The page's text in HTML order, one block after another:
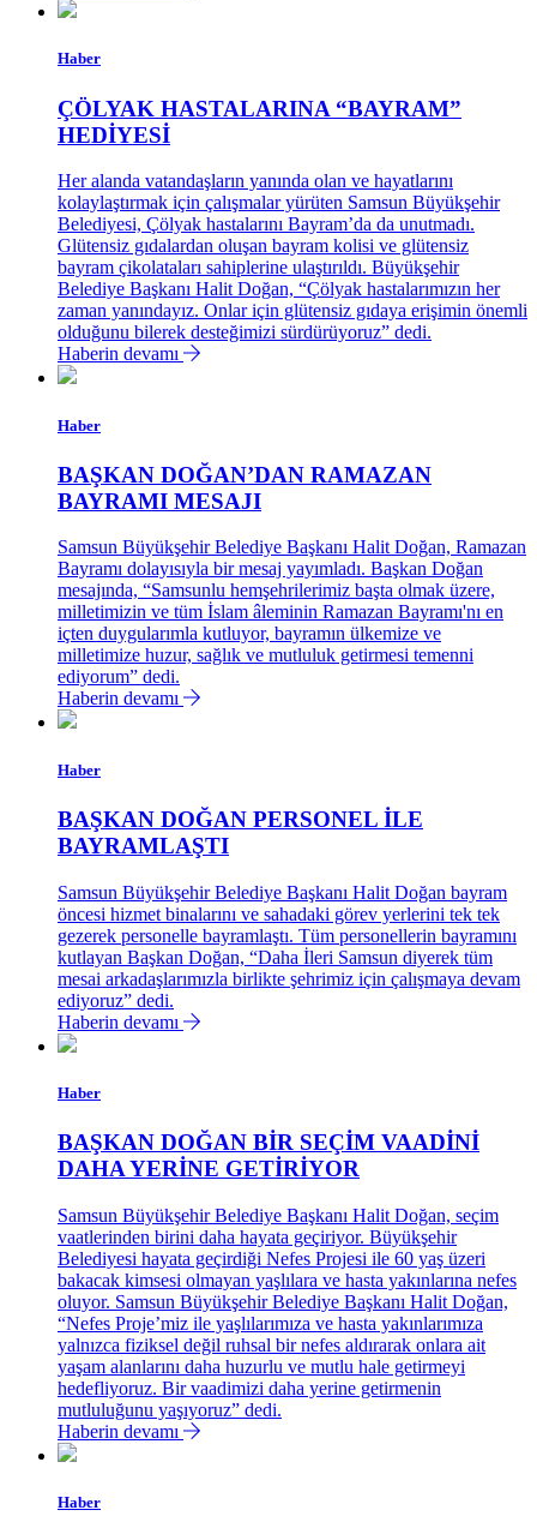
Haber
ÇÖLYAK HASTALARINA “BAYRAM”
HEDİYESİ
Her alanda vatandaşların yanında olan ve hayatlarını
kolaylaştırmak için çalışmalar yürüten Samsun Büyükşehir
Belediyesi, Çölyak hastalarını Bayram’da da unutmadı.
Glütensiz gıdalardan oluşan bayram kolisi ve glütensiz
bayram çikolataları sahiplerine ulaştırıldı. Büyükşehir
Belediye Başkanı Halit Doğan, “Çölyak hastalarımızın her
zaman yanındayız. Onlar için glütensiz gıdaya erişimin önemli
olduğunu bilerek desteğimizi sürdürüyoruz” dedi.
Haberin devamı
Haber
BAŞKAN DOĞAN’DAN RAMAZAN
BAYRAMI MESAJI
Samsun Büyükşehir Belediye Başkanı Halit Doğan, Ramazan
Bayramı dolayısıyla bir mesaj yayımladı. Başkan Doğan
mesajında, “Samsunlu hemşehrilerimiz başta olmak üzere,
milletimizin ve tüm İslam âleminin Ramazan Bayramı'nı en
içten duygularımla kutluyor, bayramın ülkemize ve
milletimize huzur, sağlık ve mutluluk getirmesi temenni
ediyorum” dedi.
Haberin devamı
Haber
BAŞKAN DOĞAN PERSONEL İLE
BAYRAMLAŞTI
Samsun Büyükşehir Belediye Başkanı Halit Doğan bayram
öncesi hizmet binalarını ve sahadaki görev yerlerini tek tek
gezerek personelle bayramlaştı. Tüm personellerin bayramını
kutlayan Başkan Doğan, “Daha İleri Samsun diyerek tüm
mesai arkadaşlarımızla birlikte şehrimiz için çalışmaya devam
ediyoruz” dedi.
Haberin devamı
Haber
BAŞKAN DOĞAN BİR SEÇİM VAADİNİ
DAHA YERİNE GETİRİYOR
Samsun Büyükşehir Belediye Başkanı Halit Doğan, seçim
vaatlerinden birini daha hayata geçiriyor. Büyükşehir
Belediyesi hayata geçirdiği Nefes Projesi ile 60 yaş üzeri
bakacak kimsesi olmayan yaşlılara ve hasta yakınlarına nefes
oluyor. Samsun Büyükşehir Belediye Başkanı Halit Doğan,
“Nefes Proje’miz ile yaşlılarımıza ve hasta yakınlarımıza
yalnızca fiziksel değil ruhsal bir nefes aldırarak onlara ait
yaşam alanlarını daha huzurlu ve mutlu hale getirmeyi
hedefliyoruz. Bir vaadimizi daha yerine getirmenin
mutluluğunu yaşıyoruz” dedi.
Haberin devamı
Haber